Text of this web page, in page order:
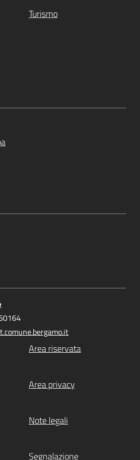
Turismo
Area riservata
Area privacy
Note legali
Segnalazione